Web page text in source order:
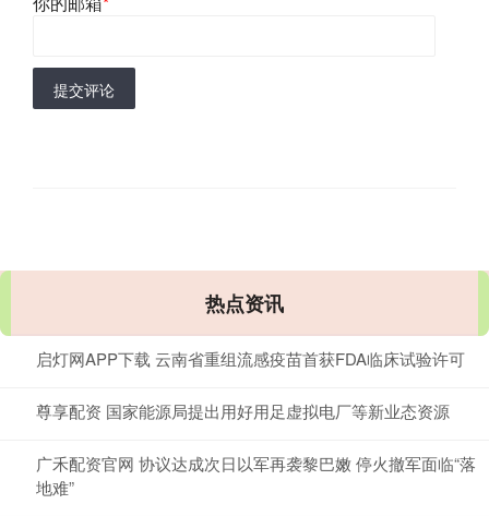
提交评论
热点资讯
启灯网APP下载 云南省重组流感疫苗首获FDA临床试验许可
尊享配资 国家能源局提出用好用足虚拟电厂等新业态资源
广禾配资官网 协议达成次日以军再袭黎巴嫩 停火撤军面临“落
地难”